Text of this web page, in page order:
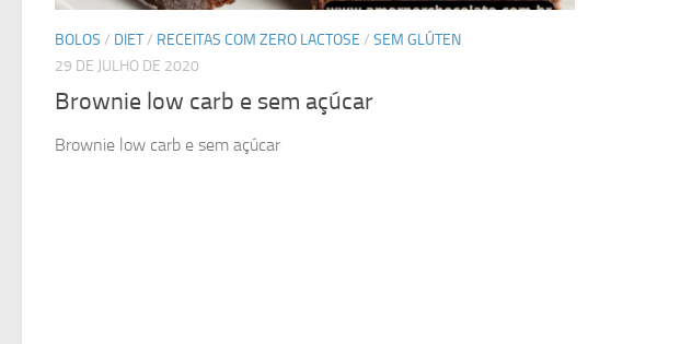
BOLOS / DIET/ RECEITAS COM ZERO LACTOSE / SEM GLÚTEN
29 DE JULHO DE 2020
Brownie low carb e sem açúcar
Brownie low carb e sem açúcar